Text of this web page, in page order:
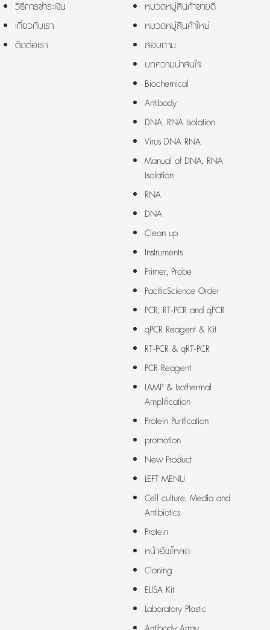
วิธีการชำระเงิน
เกี่ยวกับเรา
ติดต่อเรา
หมวดหมู่สินค้าขายดี
หมวดหมู่สินค้าใหม่
สอบถาม
บทความน่าสนใจ
Biochemical
Antibody
DNA, RNA Isolation
Virus DNA RNA
Manual of DNA, RNA
Isolation
RNA
DNA
Clean up
Instruments
Primer, Probe
PacificScience Order
PCR, RT-PCR and qPCR
qPCR Reagent & Kit
RT-PCR & qRT-PCR
PCR Reagent
LAMP & Isothermal
Amplification
Protein Purification
promotion
New Product
LEFT MENU
Cell culture, Media and
Antibiotics
Protein
หน้าอัพโหลด
Cloning
ELISA Kit
Laboratory Plastic